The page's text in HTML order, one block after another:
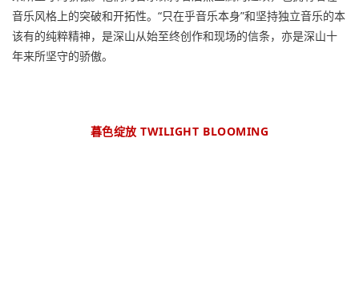
音乐风格上的突破和开拓性。“只在乎音乐本身”和坚持独立音乐的本
该有的纯粹精神，是深山从始至终创作和现场的信条，亦是深山十
年来所坚守的骄傲。
暮色绽放 TWILIGHT BLOOMING